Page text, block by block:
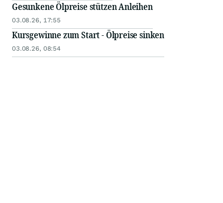
Gesunkene Ölpreise stützen Anleihen
03.08.26, 17:55
Kursgewinne zum Start - Ölpreise sinken
03.08.26, 08:54